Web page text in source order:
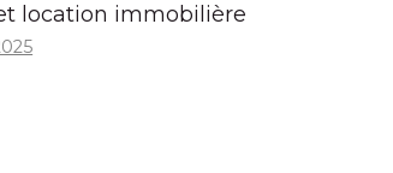
location immobilière